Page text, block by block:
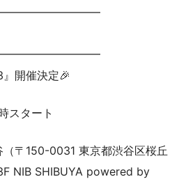
開催決定🎉
スタート
〒150-0031 東京都渋谷区桜丘
NIB SHIBUYA powered by